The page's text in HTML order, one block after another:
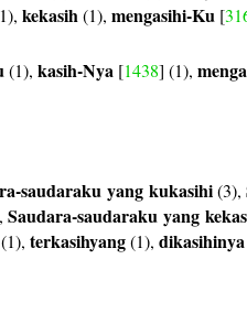
kekasih(1), mengasihi-Ku [
(1), kasih-Nya [1438] (1),
saudaraku yang kukasihi(3),
Saudara-saudaraku yang
(1), terkasihyang(1), dikasihinya